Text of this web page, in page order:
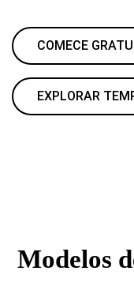
COMECE
EXPLORAR
Modelos